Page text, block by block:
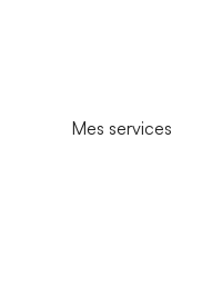
Mes services